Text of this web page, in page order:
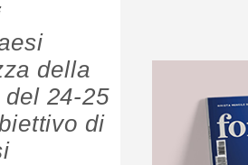
della
24-25
di